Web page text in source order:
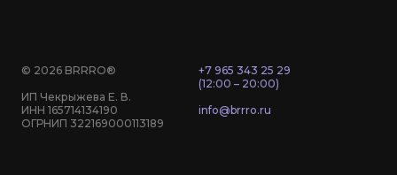
© 2026 BRRRO®
ИП Чекрыжева Е. В.
ИНН 165714134190
ОГРНИП 322169000113189
+7 965 343 25 29
(12:00 – 20:00)
info@brrro.ru